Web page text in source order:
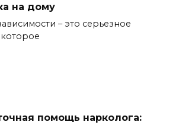
на дому
– это серьезное
помощь нарколога: